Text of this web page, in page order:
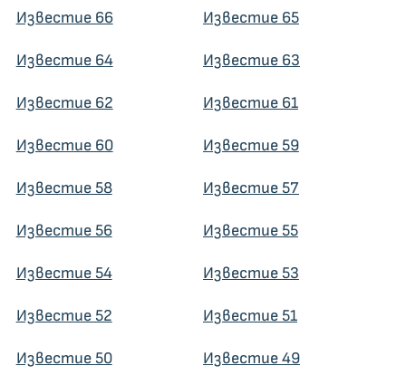
Известие 66 Известие 65
Известие 64 Известие 63
Известие 62 Известие 61
Известие 60 Известие 59
Известие 58 Известие 57
Известие 56 Известие 55
Известие 54 Известие 53
Известие 52 Известие 51
Известие 50 Известие 49